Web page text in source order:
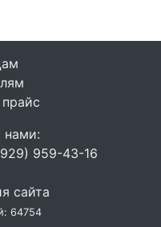
нами:
959-43-16
сайта
64754